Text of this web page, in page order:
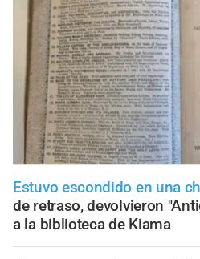
Estuvo escondido en una
de retraso, devolvieron
a la biblioteca de Kiama